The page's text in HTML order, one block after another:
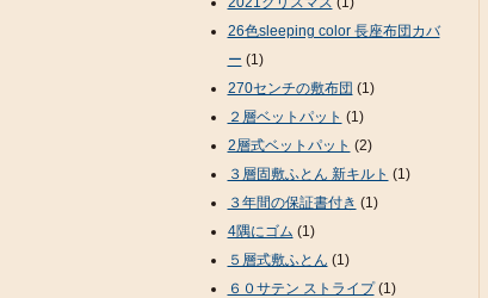
26色sleeping color 長座布団カバ
ー (1)
270センチの敷布団 (1)
２層ベットパット (1)
2層式ベットパット (2)
３層固敷ふとん 新キルト (1)
３年間の保証書付き (1)
4隅にゴム (1)
５層式敷ふとん (1)
６０サテン ストライプ(1)